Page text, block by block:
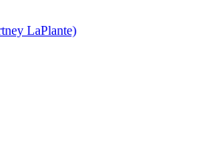
LaPlante)